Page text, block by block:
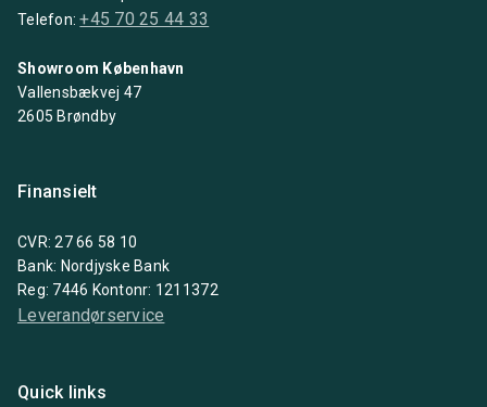
Telefon:+45 70 25 44 33
Showroom København
Vallensbækvej 47
2605 Brøndby
Finansielt
CVR: 27 66 58 10
Bank: Nordjyske Bank
Reg: 7446 Kontonr: 1211372
Leverandørservice
Quick links